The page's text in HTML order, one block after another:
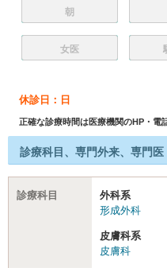
朝
女医
休診日：日
正確な診療時間は医療機関のHP・電
診療科目、専門外来、専門医
診療科目
外科系
形成外科
皮膚科系
皮膚科